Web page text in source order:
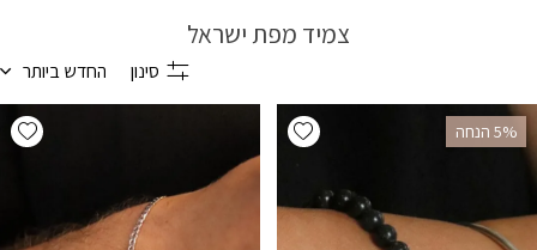
צמיד מפת ישראל
סינון החדש ביותר
Add wishlist ‫5% הנחה